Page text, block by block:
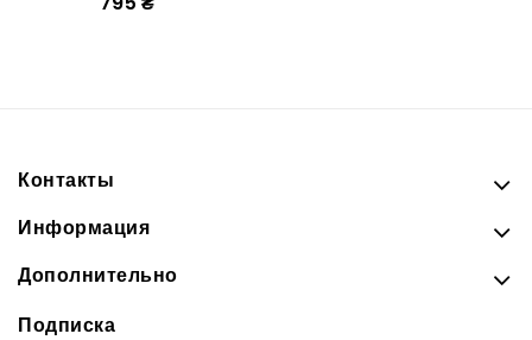
Контакты
Информация
Дополнительно
Подписка